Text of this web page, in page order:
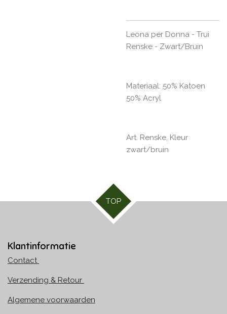
Leona per Donna - Trui
Renske - Zwart/Bruin
Materiaal: 50% Katoen
50% Acryl
Art. Renske, Kleur
zwart/bruin
TOP
Klantinformatie
Contact
Verzending & Retour
Algemene voorwaarden